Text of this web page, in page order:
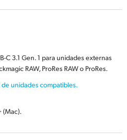
C 3.1 Gen. 1 para unidades externas
RAW, ProRes RAW o ProRes.
de unidades compatibles.
(Mac).